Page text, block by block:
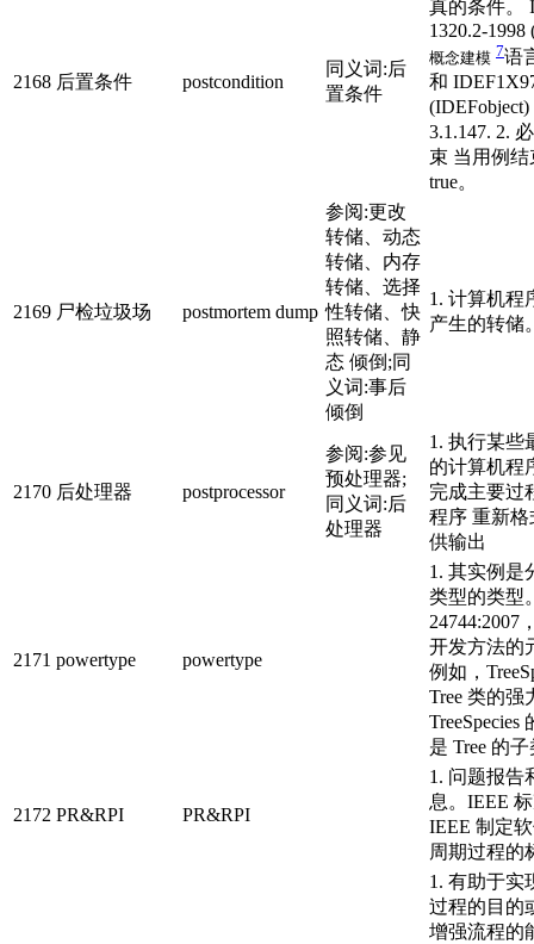
2168 后置条件 postcondition
同义词:后
置条件
真的条件。
1320.2-1998
概念建模 7语
和
3.1.147. 2.
束 当用例
true。
2169 尸检垃圾场 postmortem dump
参阅:更改
转储、动态
转储、内存
转储、选择
性转储、快
照转储、静
态 倾倒;同
义词:事后
倾倒
1. 计算机程
产生的转储
2170 后处理器 postprocessor
参阅:参见
预处理器;
同义词:后
处理器
1. 执行某些
的计算机程
完成主要过
程序 重新
供输出
2171 powertype powertype
1. 其实例是
类型的类型
开发方法的
例如，
Tree 类的强
TreeSpecies
是 Tree 的子
2172 PR&RPI PR&RPI
1. 问题报告
息。IEEE
IEEE 制定
周期过程的
1. 有助于实
过程的目的
增强流程的